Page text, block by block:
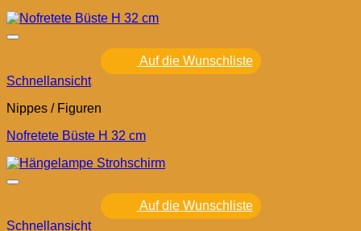
Auf die Wunschliste
Schnellansicht
Nippes / Figuren
Nofretete Büste H 32 cm
Auf die Wunschliste
Schnellansicht